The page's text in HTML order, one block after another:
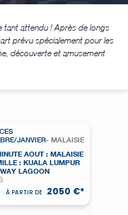
tant attendu ! Après de longs
prévu spécialement pour les
découverte et amusement
JANVIER- MALAISIE
AOUT : MALAISIE
: KUALA LUMPUR
LAGOON
À PARTIR DE 2050 €*